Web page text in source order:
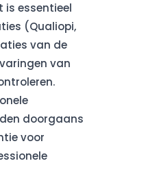
is essentieel
(Qualiopi,
van de
van
doorgaans
voor